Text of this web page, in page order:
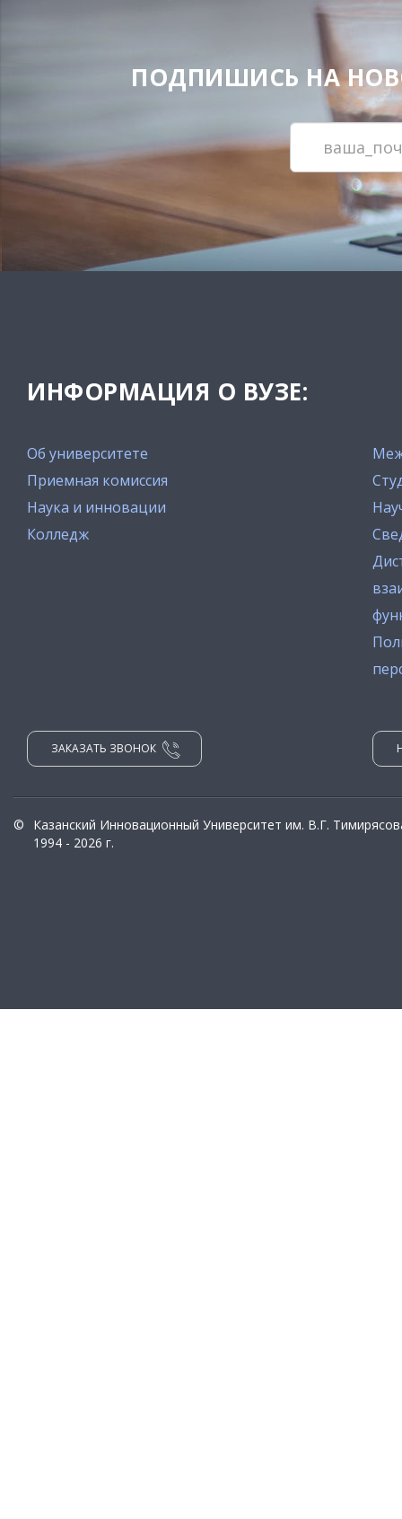
ПОДПИШИСЬ НА
ИНФОРМАЦИЯ О ВУЗЕ:
Об университете
Приемная комиссия
Наука и инновации
Колледж
ЗАКАЗАТЬ ЗВОНОК
©
Казанский Инновационный Университет им. В.Г.
1994 - 2026 г.